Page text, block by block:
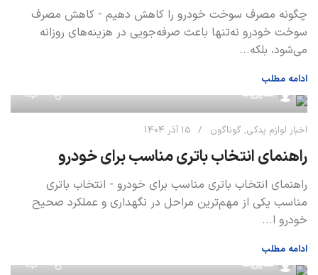
چگونه مصرف سوخت خودرو را کاهش دهیم - کاهش مصرف
سوخت خودرو نه‌تنها باعث صرفه‌جویی در هزینه‌های روزانه
می‌شود، بلکه...
ادامه مطلب
مدیریت
اخبار لوازم یدکی, گوناگون 15 آذر 1404
راهنمای انتخاب باتری مناسب برای خودرو
راهنمای انتخاب باتری مناسب برای خودرو - انتخاب باتری
مناسب یکی از مهم‌ترین مراحل در نگهداری و عملکرد صحیح
خودرو ا...
ادامه مطلب
مدیریت